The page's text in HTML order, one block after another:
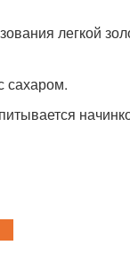
легкой
сахаром.